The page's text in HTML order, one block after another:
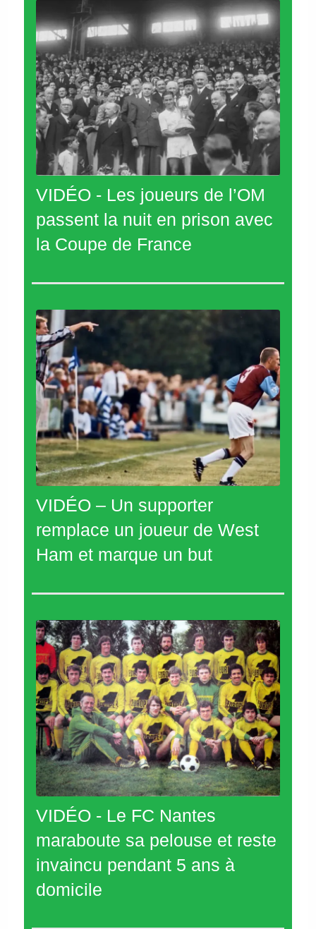
VIDÉO - Les joueurs de l’OM
passent la nuit en prison avec
la Coupe de France
VIDÉO – Un supporter
remplace un joueur de West
Ham et marque un but
VIDÉO - Le FC Nantes
maraboute sa pelouse et reste
invaincu pendant 5 ans à
domicile